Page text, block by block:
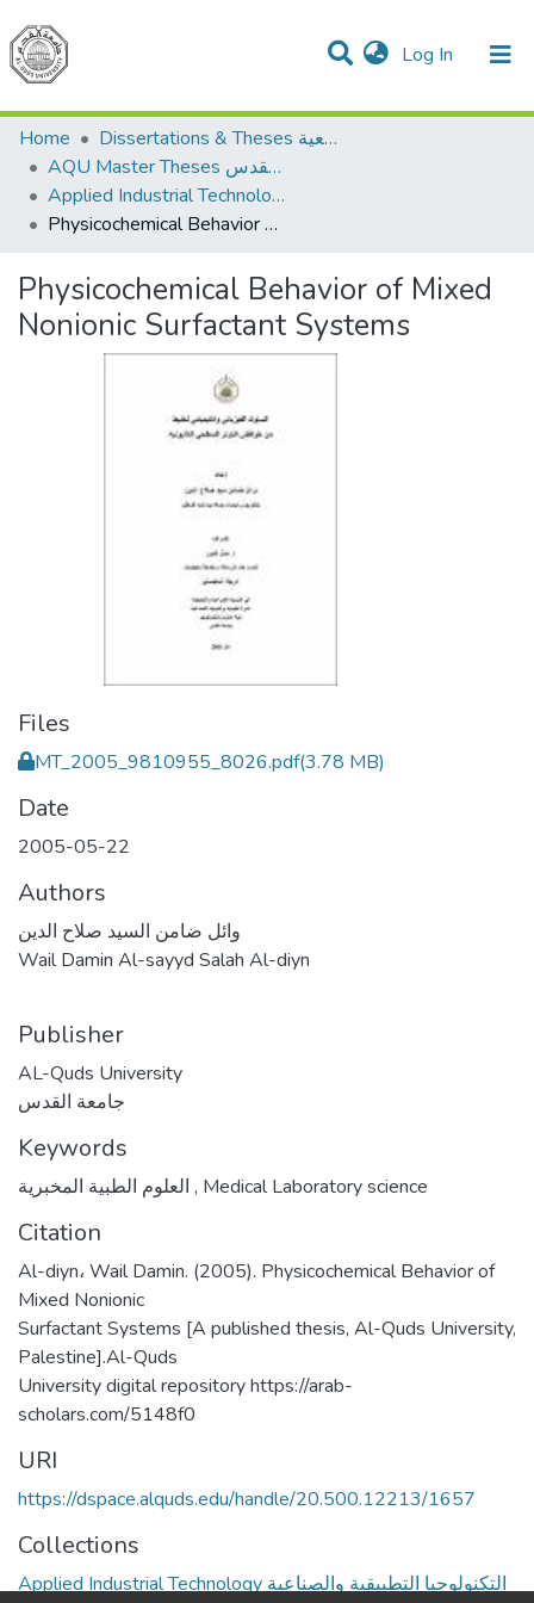
Log In (current)
Communities & Collections
All of DSpace
Home
Dissertations & Theses الرسائل الجامعية
AQU Master Theses الرسائل الجامعية الخاصة بجامعة القدس
Applied Industrial Technology التكنولوجيا التطبيقية والصناعية
Physicochemical Behavior of Mixed Nonionic Surfactant Systems
Physicochemical Behavior of Mixed
Nonionic Surfactant Systems
Files
MT_2005_9810955_8026.pdf(3.78 MB)
Date
2005-05-22
Authors
وائل ضامن السيد صلاح الدين
Wail Damin Al-sayyd Salah Al-diyn
Publisher
AL-Quds University
جامعة القدس
Keywords
, Medical Laboratory science
Citation
Al-diyn، Wail Damin. (2005). Physicochemical Behavior of
Mixed Nonionic
Surfactant Systems [A published thesis, Al-Quds University,
Palestine].Al-Quds
University digital repository https://arab-
scholars.com/5148f0
URI
https://dspace.alquds.edu/handle/20.500.12213/1657
Collections
Applied Industrial Technology التكنولوجيا التطبيقية والصناعية